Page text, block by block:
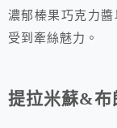
濃郁榛果巧克力
受到牽絲魅力。
提拉米蘇&